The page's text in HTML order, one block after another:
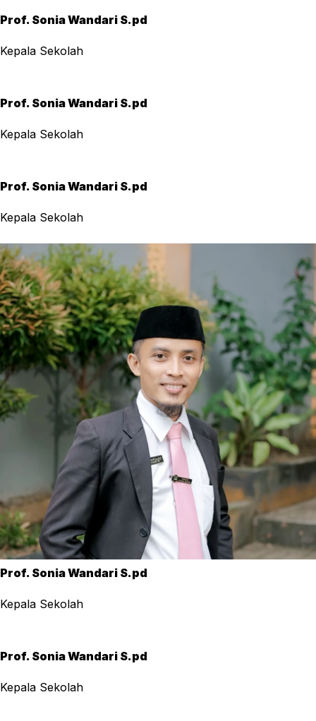
Prof. Sonia Wandari S.pd
Kepala Sekolah
Prof. Sonia Wandari S.pd
Kepala Sekolah
Prof. Sonia Wandari S.pd
Kepala Sekolah
Prof. Sonia Wandari S.pd
Kepala Sekolah
Prof. Sonia Wandari S.pd
Kepala Sekolah